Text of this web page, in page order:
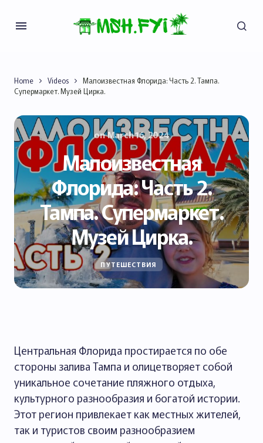
Home Videos
Малоизвестная Флорида: Часть 2. Тампа.
Супермаркет. Музей Цирка.
onMarch 16, 2024
Малоизвестная
Флорида: Часть 2.
Тампа. Супермаркет.
Музей Цирка.
ПУТЕШЕСТВИЯ
Центральная Флорида простирается по обе
стороны залива Тампа и олицетворяет собой
уникальное сочетание пляжного отдыха,
культурного разнообразия и богатой истории.
Этот регион привлекает как местных жителей,
так и туристов своим разнообразием